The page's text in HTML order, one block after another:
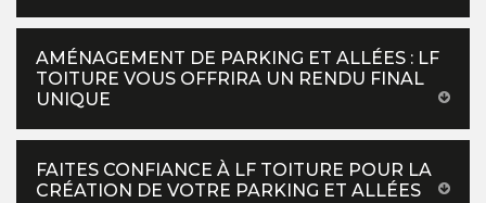
AMÉNAGEMENT DE PARKING ET ALLÉES : LF
TOITURE VOUS OFFRIRA UN RENDU FINAL
UNIQUE
FAITES CONFIANCE À LF TOITURE POUR LA
CRÉATION DE VOTRE PARKING ET ALLÉES